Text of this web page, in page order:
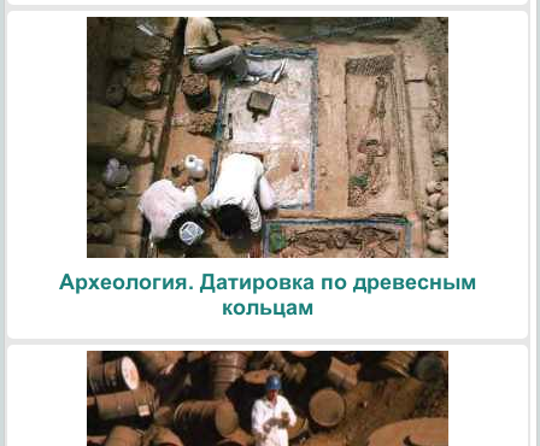
Археология. Датировка по древесным
кольцам